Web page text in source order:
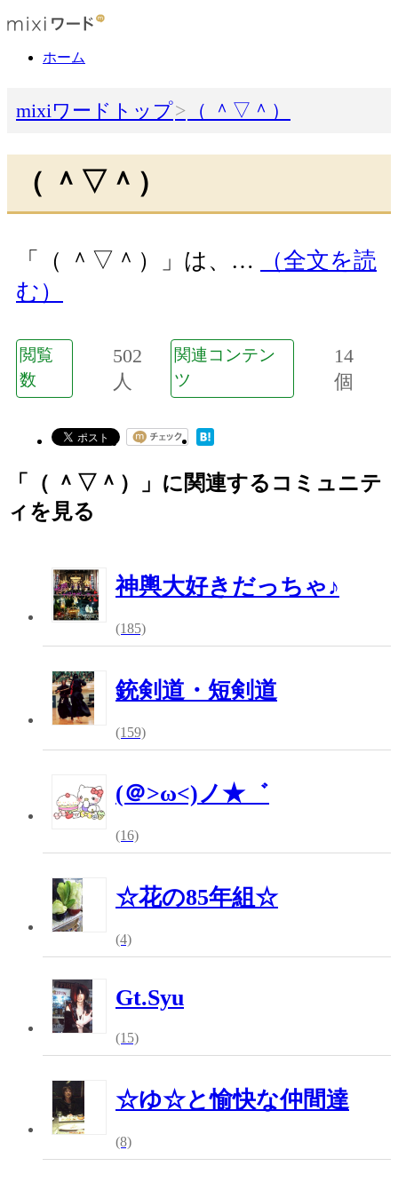
ホーム
mixiワードトップ （ ＾▽＾）
（ ＾▽＾）
「（ ＾▽＾）」は、…
（全文を読
む）
閲覧
数
502
人
関連コンテン
ツ
14
個
「（ ＾▽＾）」に関連するコミュニテ
ィを見る
神輿大好きだっちゃ♪
(185)
銃剣道・短剣道
(159)
(＠>ω<)ノ★゛
(16)
☆花の85年組☆
(4)
Gt.Syu
(15)
☆ゆ☆と愉快な仲間達
(8)